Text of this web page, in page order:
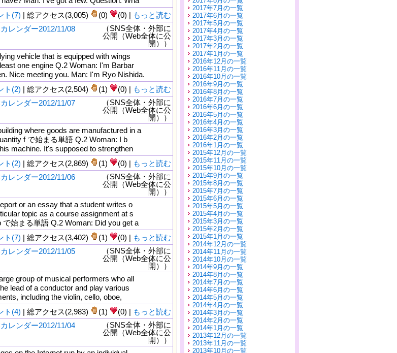
ト(7) | 総アクセス(3,005) (0) (0) | もっと読む
レンダー2012/11/08
（SNS全体・外部に
公開（Web全体に公
開））
vehicle that is equipped with wings
one engine Q.2 Woman: I'm Barbar
Nice meeting you. Man: I'm Ryo Nishida.
ト(2) | 総アクセス(2,504) (1) (0) | もっと読む
レンダー2012/11/07
（SNS全体・外部に
公開（Web全体に公
開））
where goods are manufactured in a
f で始まる単語 Q.2 Woman: I b
machine. It's supposed to strengthen
ト(2) | 総アクセス(2,869) (1) (0) | もっと読む
レンダー2012/11/06
（SNS全体・外部に
公開（Web全体に公
開））
or an essay that a student writes o
topic as a course assignment at s
で始まる単語 Q.2 Woman: Did you get a
ト(7) | 総アクセス(3,402) (1) (0) | もっと読む
レンダー2012/11/05
（SNS全体・外部に
公開（Web全体に公
開））
group of musical performers who all
lead of a conductor and play various
including the violin, cello, oboe,
ト(4) | 総アクセス(2,983) (1) (0) | もっと読む
レンダー2012/11/04
（SNS全体・外部に
公開（Web全体に公
開））
2017年7月の一覧
2017年6月の一覧
2017年5月の一覧
2017年4月の一覧
2017年3月の一覧
2017年2月の一覧
2017年1月の一覧
2016年12月の一覧
2016年11月の一覧
2016年10月の一覧
2016年9月の一覧
2016年8月の一覧
2016年7月の一覧
2016年6月の一覧
2016年5月の一覧
2016年4月の一覧
2016年3月の一覧
2016年2月の一覧
2016年1月の一覧
2015年12月の一覧
2015年11月の一覧
2015年10月の一覧
2015年9月の一覧
2015年8月の一覧
2015年7月の一覧
2015年6月の一覧
2015年5月の一覧
2015年4月の一覧
2015年3月の一覧
2015年2月の一覧
2015年1月の一覧
2014年12月の一覧
2014年11月の一覧
2014年10月の一覧
2014年9月の一覧
2014年8月の一覧
2014年7月の一覧
2014年6月の一覧
2014年5月の一覧
2014年4月の一覧
2014年3月の一覧
2014年2月の一覧
2014年1月の一覧
2013年12月の一覧
2013年11月の一覧
2013年10月の一覧